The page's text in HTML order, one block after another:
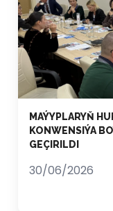
MAÝYPLARYŇ
KONWENSIÝA
GEÇIRILDI
30/06/2026